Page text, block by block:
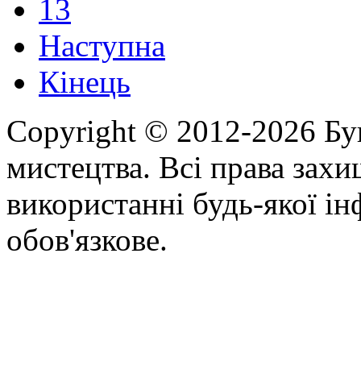
13
Наступна
Кінець
Copyright © 2012-2026
мистецтва. Всі права
використанні будь-якої
обов'язкове.